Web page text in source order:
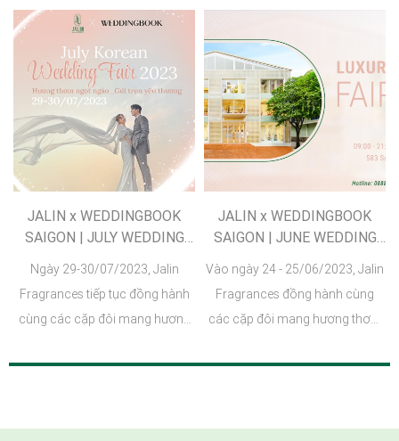
tác hàng đầu Việt Nam trong lĩnh
vực tổ chức sự kiện cưới như Lê
Hoà Bridal, Iconic Decor & Event,
Loc Phuc Jewelry,...
thể, quy tụ các thương hiệu nổi
giữa các doanh nghiệp.
JALIN x WEDDINGBOOK
SAIGON | JULY WEDDING
Ngày 29-30/07/2023, Jalin
Fragrances tiếp tục đồng hành
cùng các cặp đôi mang hương
Korean Wedding Fair 2023. Jalin
JALIN x WEDDINGBOOK
SAIGON | JUNE WEDDING
Vào ngày 24 - 25/06/2023, Jalin
Fragrances đồng hành cùng
các cặp đôi mang hương thơm
các tổ ấm mới tại triển lãm cưới